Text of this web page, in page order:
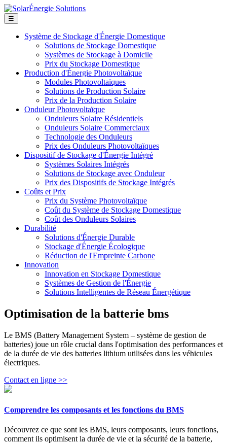
☰
Système de Stockage d'Énergie Domestique
Solutions de Stockage Domestique
Systèmes de Stockage à Domicile
Prix du Stockage Domestique
Production d'Énergie Photovoltaïque
Modules Photovoltaïques
Solutions de Production Solaire
Prix de la Production Solaire
Onduleur Photovoltaïque
Onduleurs Solaire Résidentiels
Onduleurs Solaire Commerciaux
Technologie des Onduleurs
Prix des Onduleurs Photovoltaïques
Dispositif de Stockage d'Énergie Intégré
Systèmes Solaires Intégrés
Solutions de Stockage avec Onduleur
Prix des Dispositifs de Stockage Intégrés
Coûts et Prix
Prix du Système Photovoltaïque
Coût du Système de Stockage Domestique
Coût des Onduleurs Solaires
Durabilité
Solutions d'Énergie Durable
Stockage d'Énergie Écologique
Réduction de l'Empreinte Carbone
Innovation
Innovation en Stockage Domestique
Systèmes de Gestion de l'Énergie
Solutions Intelligentes de Réseau Énergétique
Optimisation de la batterie bms
Le BMS (Battery Management System – système de gestion de
batteries) joue un rôle crucial dans l'optimisation des performances et
de la durée de vie des batteries lithium utilisées dans les véhicules
électriques.
Contact en ligne >>
Comprendre les composants et les fonctions du BMS
Découvrez ce que sont les BMS, leurs composants, leurs fonctions,
comment ils optimisent la durée de vie et la sécurité de la batterie,